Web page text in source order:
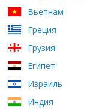
Вьетнам
Греция
Грузия
Египет
Израиль
Индия